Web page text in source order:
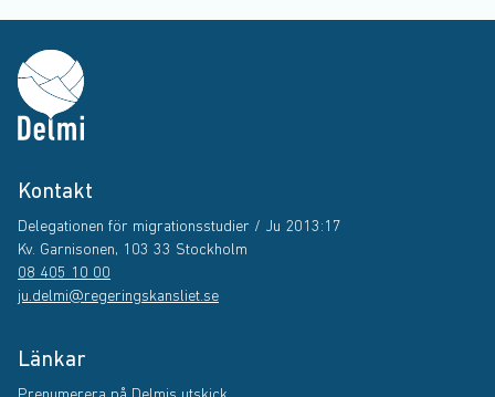
Kontakt
Delegationen för migrationsstudier / Ju 2013:17
Kv. Garnisonen, 103 33 Stockholm
08 405 10 00
ju.delmi@regeringskansliet.se
Länkar